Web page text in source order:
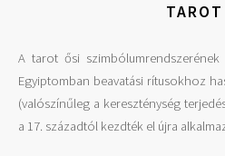
A tarot ősi
Egyiptomban beavatási rítusokhoz
(valószínűleg a kereszténység
a 17. századtól kezdték el újra